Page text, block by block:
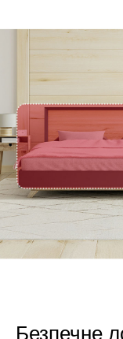
Безпечне